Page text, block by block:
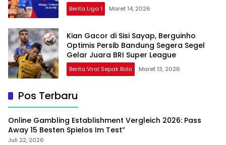
Berita Liga 1 Maret 14, 2026
Kian Gacor di Sisi Sayap, Berguinho
Optimis Persib Bandung Segera Segel
Gelar Juara BRI Super League
Berita Viral Sepak Bola Maret 13, 2026
Pos Terbaru
Online Gambling Establishment Vergleich 2026: Pass
Away 15 Besten Spielos Im Test”
Juli 22, 2026